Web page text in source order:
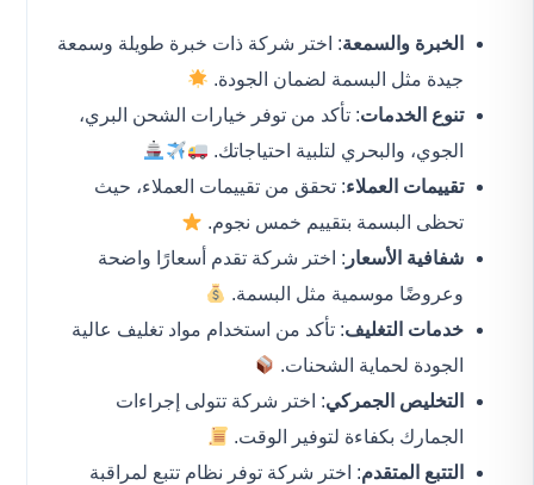
الخبرة والسمعة: اختر شركة ذات خبرة طويلة وسمعة
جيدة مثل البسمة لضمان الجودة.
تنوع الخدمات: تأكد من توفر خيارات الشحن البري،
الجوي، والبحري لتلبية احتياجاتك.
تقييمات العملاء: تحقق من تقييمات العملاء، حيث
تحظى البسمة بتقييم خمس نجوم.
شفافية الأسعار : اختر شركة تقدم أسعارًا واضحة
وعروضًا موسمية مثل البسمة.
خدمات التغليف: تأكد من استخدام مواد تغليف عالية
الجودة لحماية الشحنات.
التخليص الجمركي: اختر شركة تتولى إجراءات
الجمارك بكفاءة لتوفير الوقت.
التتبع المتقدم: اختر شركة توفر نظام تتبع لمراقبة